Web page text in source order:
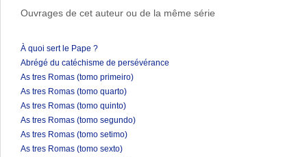
Ouvrages de cet auteur ou de la même série
À quoi sert le Pape ?
Abrégé du catéchisme de persévérance
As tres Romas (tomo primeiro)
As tres Romas (tomo quarto)
As tres Romas (tomo quinto)
As tres Romas (tomo segundo)
As tres Romas (tomo setimo)
As tres Romas (tomo sexto)